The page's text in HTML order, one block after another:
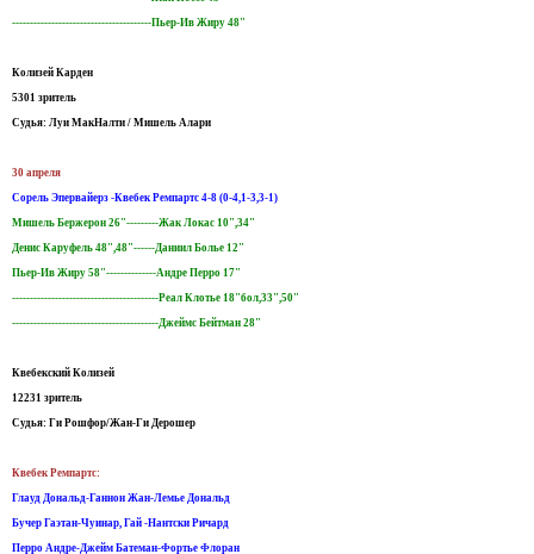
---------------------------------------Пьер-Ив Жиру 48"
Колизей Карден
5301 зритель
Судья: Луи МакНалти / Мишель Алари
30 апреля
Сорель Эпервайерз -Квебек Ремпартс 4-8 (0-4,1-3,3-1)
Мишель Бержерон 26"---------Жак Локас 10",34"
Денис Каруфель 48",48"------Даниил Болье 12"
Пьер-Ив Жиру 58"--------------Андре Перро 17"
-----------------------------------------Реал Клотье 18"бол,33",50"
-----------------------------------------Джеймс Бейтман 28"
Квебекский Колизей
12231 зритель
Судья: Ги Рошфор/Жан-Ги Дерошер
Квебек Ремпартс:
Глауд Дональд-Ганнон Жан-Лемье Дональд
Бучер Гаэтан-Чуинар, Гай -Нантски Ричард
Перро Андре-Джейм Батеман-Фортье Флоран